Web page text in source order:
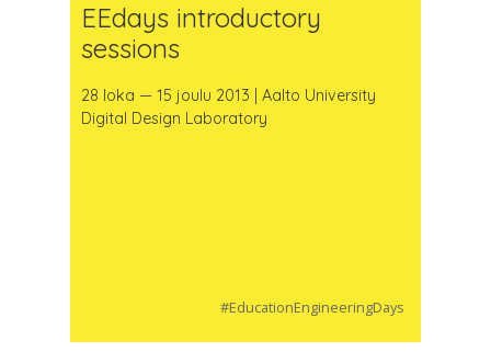
EEdays introductory
sessions
28 loka — 15 joulu 2013 | Aalto University
Digital Design Laboratory
#EducationEngineeringDays